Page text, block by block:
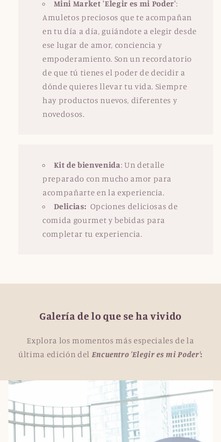
Mini Market 'Elegir es mi Poder':
Amuletos preciosos que te acompañan
en tu día a día, guiándote a elegir desde
ese lugar de amor, conciencia y
empoderamiento. Son un recordatorio
de que tú tienes el poder de decidir a
dónde quieres llevar tu vida. Siempre
hay productos nuevos, diferentes y
novedosos.
Kit de bienvenida: Un detalle
preparado con mucho amor para
acompañarte en la experiencia.
Delicias: Opciones deliciosas de
comida gourmet y bebidas para
completar tu experiencia.
Galería de lo que se ha vivido
Explora los momentos más especiales de la
última edición del Encuentro 'Elegir es mi Poder':